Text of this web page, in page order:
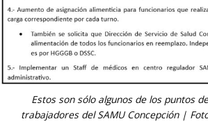
Estos son sólo algunos de los puntos
trabajadores del SAMU Concepción |